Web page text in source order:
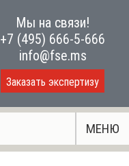
Мы на связи!
+7 (495) 666-5-666
info@fse.ms
Заказать экспертизу
МЕНЮ